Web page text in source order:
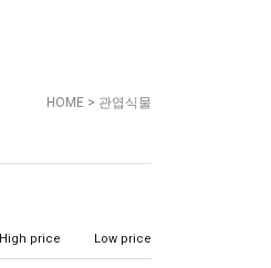
HOME > 관엽식물
High price Low price